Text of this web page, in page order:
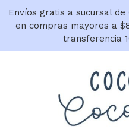
Envíos gratis a sucursal
en compras mayores a
transferencia